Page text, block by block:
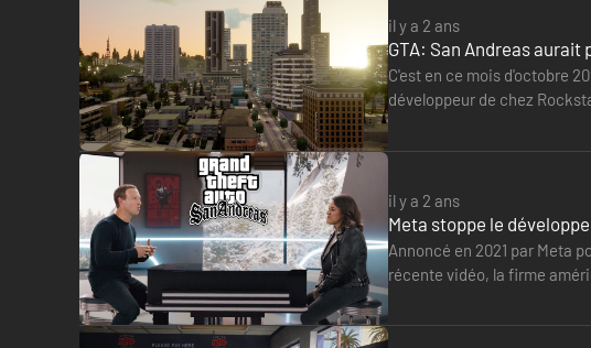
il y a 2 ans
GTA: San Andreas
C'est en ce mois d'octobre
développeur de chez
il y a 2 ans
Meta stoppe le
Annoncé en 2021 par Meta
récente vidéo, la firme